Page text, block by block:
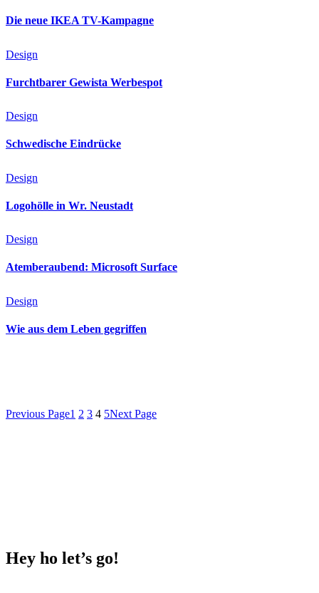
Die neue IKEA TV-Kampagne
Design
Furchtbarer Gewista Werbespot
Design
Schwedische Eindrücke
Design
Logohölle in Wr. Neustadt
Design
Atemberaubend: Microsoft Surface
Design
Wie aus dem Leben gegriffen
Previous Page1 2 3 4 5Next Page
Hey ho let’s go!